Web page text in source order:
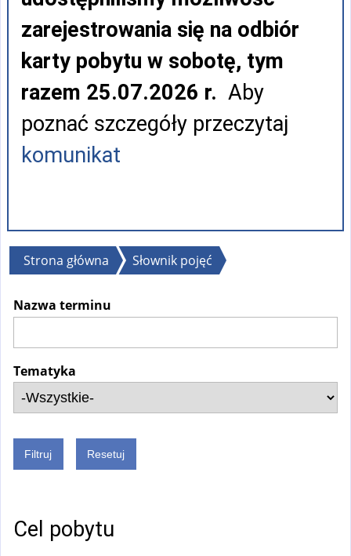
zarejestrowania się na odbiór
karty pobytu w sobotę, tym
razem 25.07.2026 r. Aby
poznać szczegóły przeczytaj
komunikat
Jesteś
Strona główna Słownik pojęć
Nazwa terminu
Tematyka
Cel pobytu